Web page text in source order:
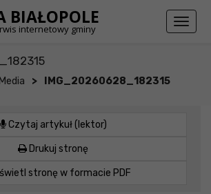
BIAŁOPOLE
internetowy gminy
Toggle
Media > IMG_20260628_182315
Czytaj artykuł (lektor)
Drukuj stronę
stronę w formacie PDF